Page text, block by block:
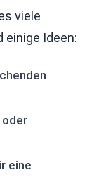
viele
einige Ideen:
oder
eine